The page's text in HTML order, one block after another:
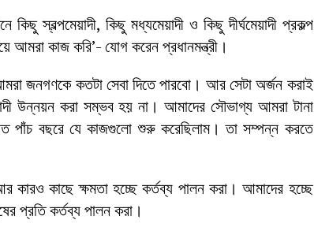
স্বল্পমেয়াদী, কিছু মধ্যমেয়াদী ও কিছু দীর্ঘমেয়াদী প্রকল্প
আমরা কাজ করি’- যোগ করেন প্রধানমন্ত্রী।
জনগণকে কতটা সেবা দিতে পারবো। আর সেটা অর্জন করাই
উন্নয়ন করা সম্ভব হয় না। আমাদের সৌভাগ্য আমরা টানা
পাঁচ বছরে যে কাজগুলো শুরু করেছিলাম। তা সম্পন্ন করতে
কারও কাছে ক্ষমতা হচ্ছে কর্তব্য পালন করা। আমাদের হচ্ছে
প্রতি কর্তব্য পালন করা।